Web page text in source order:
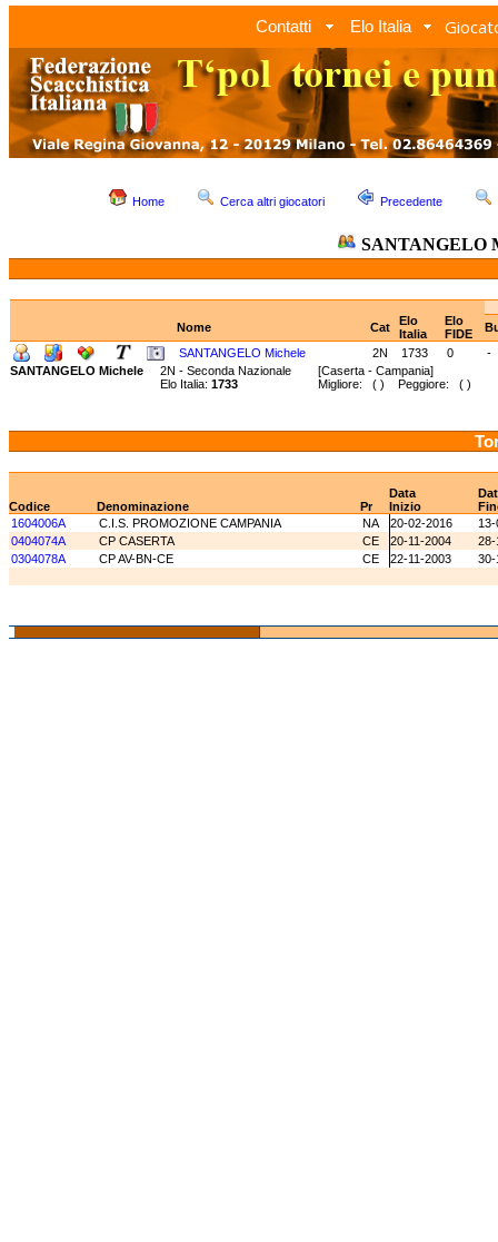
Contatti Elo Italia
Home Cerca altri giocatori Precedente
SANTANGELO
Nome Cat
Elo
Italia
Elo
FIDE
SANTANGELO Michele
2N 1733 0
-
SANTANGELO Michele
2N - Seconda Nazionale [Caserta - Campania]
Elo Italia: 1733 Migliore: ( ) Peggiore: ( )
Data
Codice
Denominazione Pr Inizio
1604006A
C.I.S. PROMOZIONE CAMPANIA NA 20-02-2016
0404074A
CP CASERTA CE 20-11-2004
28-
0304078A
CP AV-BN-CE CE 22-11-2003 30-